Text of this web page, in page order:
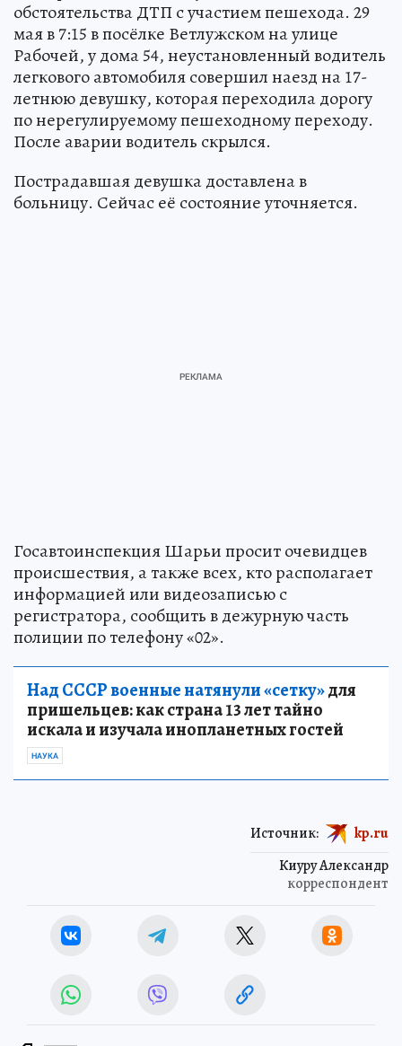
обстоятельства ДТП с участием пешехода. 29
мая в 7:15 в посёлке Ветлужском на улице
Рабочей, у дома 54, неустановленный водитель
легкового автомобиля совершил наезд на 17-
летнюю девушку, которая переходила дорогу
по нерегулируемому пешеходному переходу.
После аварии водитель скрылся.
Пострадавшая девушка доставлена в
больницу. Сейчас её состояние уточняется.
Госавтоинспекция Шарьи просит очевидцев
происшествия, а также всех, кто располагает
информацией или видеозаписью с
регистратора, сообщить в дежурную часть
полиции по телефону «02».
Над СССР военные натянули «сетку»для
пришельцев: как страна 13 лет тайно
искала и изучала инопланетных гостей
НАУКА
Киуру Александр
корреспондент
Источник: kp.ru